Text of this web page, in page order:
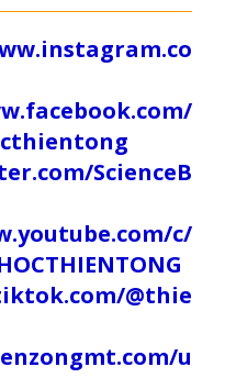
ScienceB
c/
@thie
u